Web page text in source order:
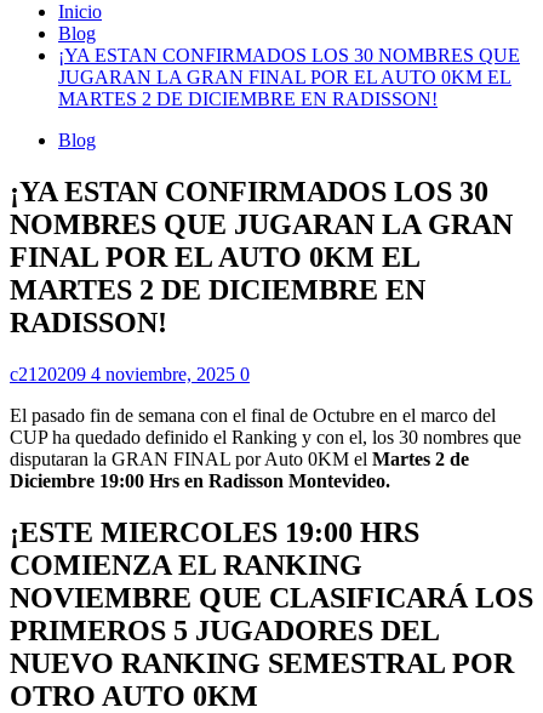
Inicio
Blog
¡YA ESTAN CONFIRMADOS LOS 30 NOMBRES QUE
JUGARAN LA GRAN FINAL POR EL AUTO 0KM EL
MARTES 2 DE DICIEMBRE EN RADISSON!
Blog
¡YA ESTAN CONFIRMADOS LOS 30
NOMBRES QUE JUGARAN LA GRAN
FINAL POR EL AUTO 0KM EL
MARTES 2 DE DICIEMBRE EN
RADISSON!
c2120209 4 noviembre, 2025 0
El pasado fin de semana con el final de Octubre en el marco del
CUP ha quedado definido el Ranking y con el, los 30 nombres que
disputaran la GRAN FINAL por Auto 0KM el Martes 2 de
Diciembre 19:00 Hrs en Radisson Montevideo.
¡ESTE MIERCOLES 19:00 HRS
COMIENZA EL RANKING
NOVIEMBRE QUE CLASIFICARÁ LOS
PRIMEROS 5 JUGADORES DEL
NUEVO RANKING SEMESTRAL POR
OTRO AUTO 0KM